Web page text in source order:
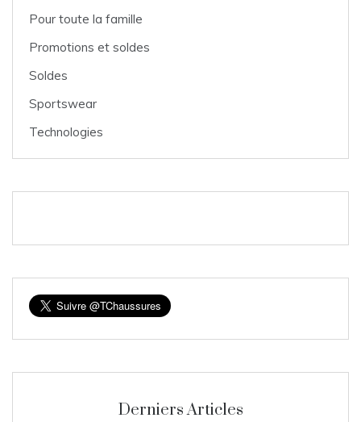
Pour toute la famille
Promotions et soldes
Soldes
Sportswear
Technologies
Derniers Articles